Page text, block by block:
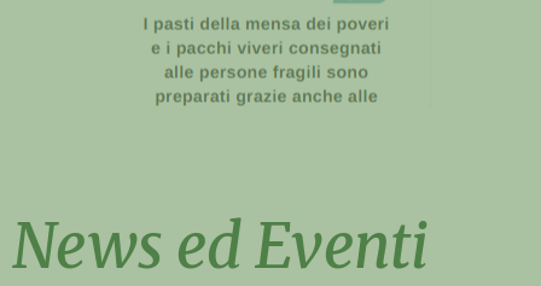
News ed Eventi